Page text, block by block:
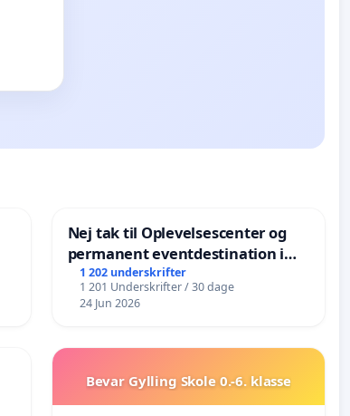
Nej tak til Oplevelsescenter og
permanent eventdestination i
Vejby - Ja tak til et levende
lokalområde i balance
1 202 underskrifter
1 201 Underskrifter / 30 dage
24 Jun 2026
Bevar Gylling Skole 0.-6. klasse